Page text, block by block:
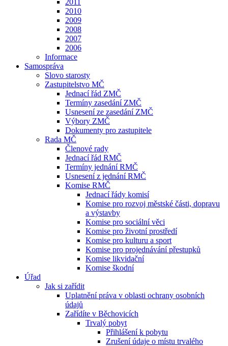
2011
2010
2009
2008
2007
2006
Informace
Samospráva
Slovo starosty
Zastupitelstvo MČ
Jednací řád ZMČ
Termíny zasedání ZMČ
Usnesení ze zasedání ZMČ
Výbory ZMČ
Dokumenty pro zastupitele
Rada MČ
Členové rady
Jednací řád RMČ
Termíny jednání RMČ
Usnesení z jednání RMČ
Komise RMČ
Jednací řády komisí
Komise pro rozvoj městské části, dopravu
a výstavby
Komise pro sociální věci
Komise pro životní prostředí
Komise pro kulturu a sport
Komise pro projednávání přestupků
Komise likvidační
Komise škodní
Úřad
Jak si zařídit
Uplatnění práva v oblasti ochrany osobních
údajů
Zařídíte v Běchovicích
Trvalý pobyt
Přihlášení k pobytu
Zrušení údaje o místu trvalého